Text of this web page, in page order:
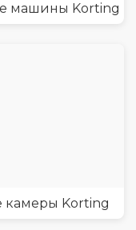
машины Korting
камеры Korting